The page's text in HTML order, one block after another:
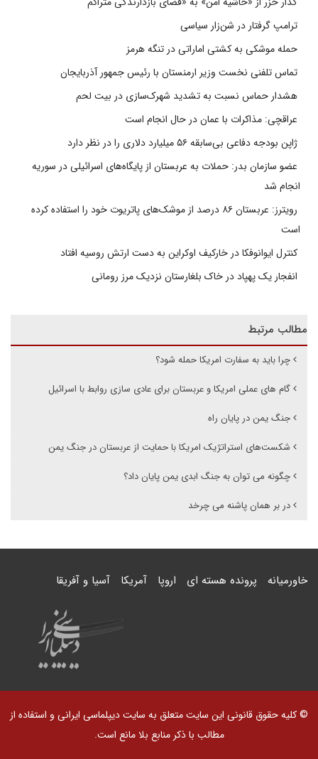
ترامپ گرفتار در شن‌زار سیاسی
حمله موشکی به کشتی اماراتی در تنگه هرمز
تماس تلفنی نخست وزیر ارمنستان با رئیس جمهور آذربایجان
هشدار حماس نسبت به تشدید شهرک‌سازی در بیت‌ لحم
عراقچی: مذاکرات با عمان در حال انجام است
ژاپن بودجه دفاعی بی‌سابقه ۵۶ میلیارد دلاری را در نظر دارد
عضو سازمان بدر: حملات به عربستان از پایگاه‌های اسرائیلی در سوریه
انجام شد
رویترز: عربستان ۸۶ درصد از موشک‌های پاتریوت خود را استفاده کرده
است
کنترل ایوانوفکا در خارکیف اوکراین به دست ارتش روسیه افتاد
انفجار یک پهپاد در خاک بلغارستان نزدیک مرز رومانی
مطالب مرتبط
چرا باید به سفارت امریکا حمله شود؟
گام های عملی امریکا و عربستان برای عادی سازی روابط با اسرائیل
جنگ یمن در پایان راه
شکست‌های استراتژیک امریکا با حمایت از عربستان در جنگ یمن
چگونه می توان به جنگ ابدی یمن پایان داد؟
در بر همان پاشنه می چرخد
خاورمیانه پرونده هسته ای اروپا آمریکا آسیا و آفریقا
© کلیه حقوق قانونی این سایت متعلق به سایت دیپلماسی ایرانی و استفاده از
مطالب با ذکر منابع بلا مانع است.